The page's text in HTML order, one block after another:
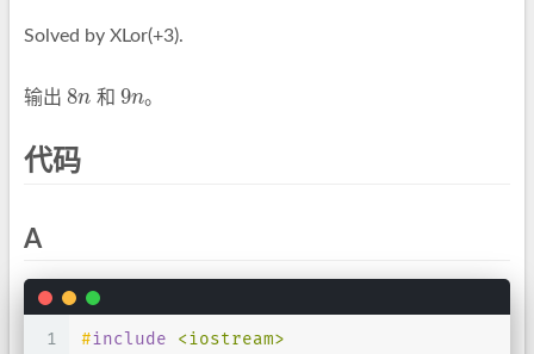
Solved by XLor(+3).
输出 8n
8n 和 9n
9n。
代码
A
1
#include
<iostream>